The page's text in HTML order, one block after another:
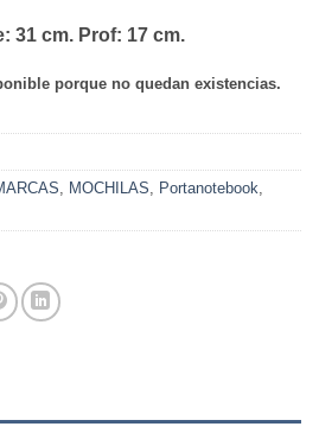
31 cm. Prof: 17 cm.
porque no quedan existencias.
, MOCHILAS, Portanotebook,